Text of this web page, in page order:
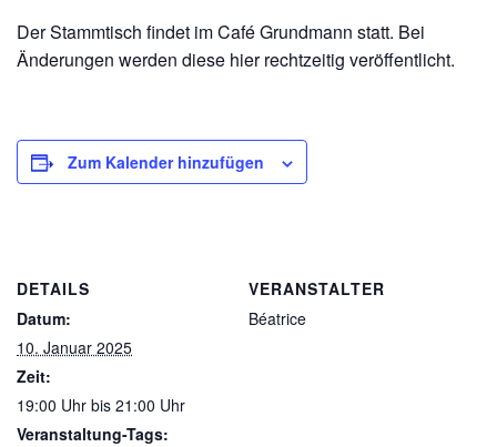
Der Stammtisch findet im Café Grundmann statt. Bei
Änderungen werden diese hier rechtzeitig veröffentlicht.
Zum Kalender hinzufügen
DETAILS
Datum:
10. Januar 2025
Zeit:
19:00 Uhr bis 21:00 Uhr
Veranstaltung-Tags:
VERANSTALTER
Béatrice